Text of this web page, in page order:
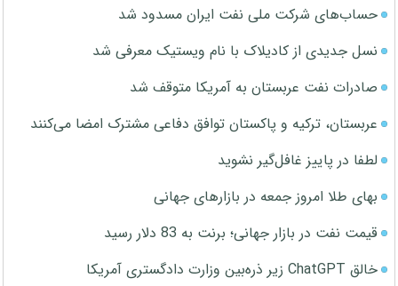
حساب‌های شرکت ملی نفت ایران مسدود شد
نسل جدیدی از کادیلاک با نام ویستیک معرفی شد
صادرات نفت عربستان به آمریکا متوقف شد
عربستان، ترکیه و پاکستان توافق دفاعی مشترک امضا می‌کنند
لطفا در پاییز غافل‌گیر نشوید
بهای طلا امروز جمعه در بازارهای جهانی
قیمت نفت در بازار جهانی؛ برنت به 83 دلار رسید
خالق ChatGPT زیر ذره‌بین وزارت دادگستری آمریکا